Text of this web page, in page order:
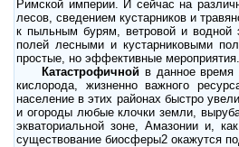
Римской империи. И сейчас на
лесов, сведением кустарников и
к пыльным бурям, ветровой и водной
полей лесными и кустарниковыми
простые, но эффективные мероприятия.
Катастрофичной в данное время
кислорода, жизненно важного
население в этих районах быстро
и огороды любые клочки земли,
экваториальной зоне, Амазонии и,
существование биосферы2 ока­жутся